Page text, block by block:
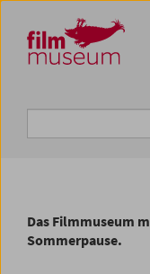
Zum Inhalt
Zum Hauptmenü
Zur Servicenavigation
Zum Suche
Das Filmmuseum
Sommerpause.